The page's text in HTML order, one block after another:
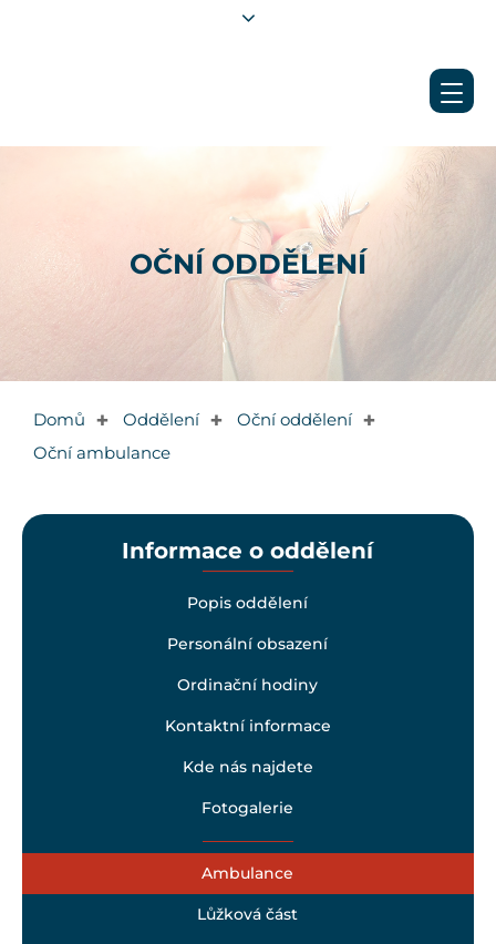
OČNÍ ODDĚLENÍ
Domů ✚ Oddělení ✚ Oční oddělení ✚
Oční ambulance
Informace o oddělení
Popis oddělení
Personální obsazení
Ordinační hodiny
Kontaktní informace
Kde nás najdete
Fotogalerie
Ambulance
Lůžková část